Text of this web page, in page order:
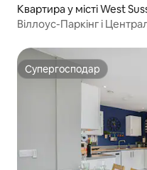
Квартира у місті West
Віллоус-Паркінг і
Супергосподар
Супергосподар